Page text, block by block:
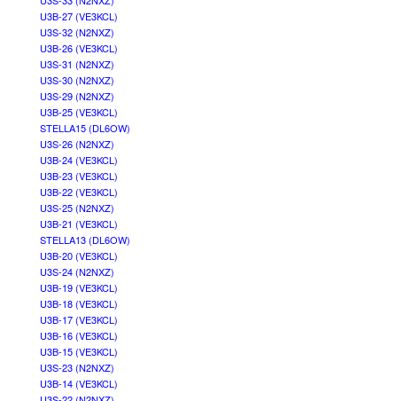
U3B-27 (VE3KCL)
U3S-32 (N2NXZ)
U3B-26 (VE3KCL)
U3S-31 (N2NXZ)
U3S-30 (N2NXZ)
U3S-29 (N2NXZ)
U3B-25 (VE3KCL)
STELLA15 (DL6OW)
U3S-26 (N2NXZ)
U3B-24 (VE3KCL)
U3B-23 (VE3KCL)
U3B-22 (VE3KCL)
U3S-25 (N2NXZ)
U3B-21 (VE3KCL)
STELLA13 (DL6OW)
U3B-20 (VE3KCL)
U3S-24 (N2NXZ)
U3B-19 (VE3KCL)
U3B-18 (VE3KCL)
U3B-17 (VE3KCL)
U3B-16 (VE3KCL)
U3B-15 (VE3KCL)
U3S-23 (N2NXZ)
U3B-14 (VE3KCL)